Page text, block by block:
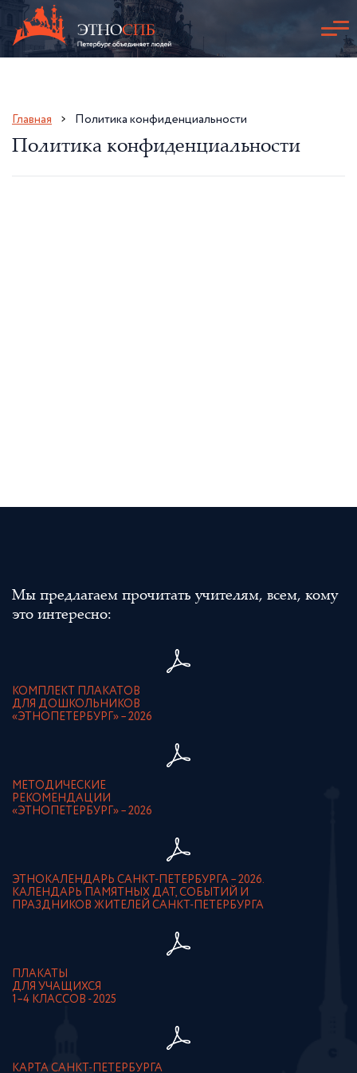
Главная Политика конфиденциальности
Политика конфиденциальности
Мы предлагаем прочитать учителям, всем, кому
это интересно:
КОМПЛЕКТ ПЛАКАТОВ
ДЛЯ ДОШКОЛЬНИКОВ
«ЭТНОПЕТЕРБУРГ» – 2026
МЕТОДИЧЕСКИЕ
РЕКОМЕНДАЦИИ
«ЭТНОПЕТЕРБУРГ» – 2026
ЭТНОКАЛЕНДАРЬ САНКТ-ПЕТЕРБУРГА – 2026.
КАЛЕНДАРЬ ПАМЯТНЫХ ДАТ, СОБЫТИЙ И
ПРАЗДНИКОВ ЖИТЕЛЕЙ САНКТ-ПЕТЕРБУРГА
ПЛАКАТЫ
ДЛЯ УЧАЩИХСЯ
1–4 КЛАССОВ - 2025
КАРТА САНКТ-ПЕТЕРБУРГА